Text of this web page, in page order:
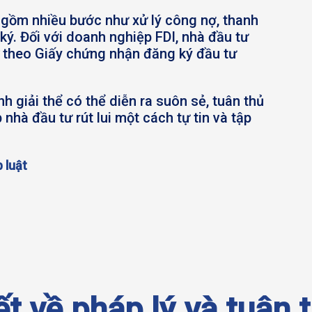
nhiều bước như xử lý công nợ, thanh
Đối với doanh nghiệp FDI, nhà đầu tư
Giấy chứng nhận đăng ký đầu tư
giải thể có thể diễn ra suôn sẻ, tuân thủ
đầu tư rút lui một cách tự tin và tập
luật